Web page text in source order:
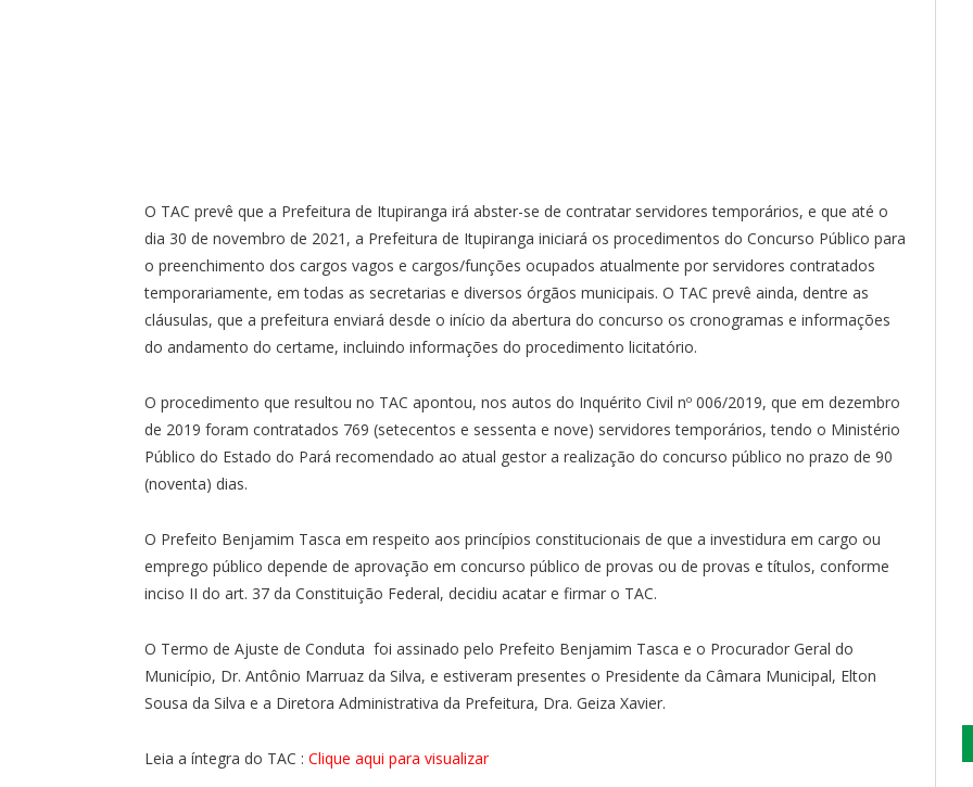
O TAC prevê que a Prefeitura de Itupiranga irá abster-se de contratar servidores temporários, e que até o
dia 30 de novembro de 2021, a Prefeitura de Itupiranga iniciará os procedimentos do Concurso Público para
o preenchimento dos cargos vagos e cargos/funções ocupados atualmente por servidores contratados
temporariamente, em todas as secretarias e diversos órgãos municipais. O TAC prevê ainda, dentre as
cláusulas, que a prefeitura enviará desde o início da abertura do concurso os cronogramas e informações
do andamento do certame, incluindo informações do procedimento licitatório.
O procedimento que resultou no TAC apontou, nos autos do Inquérito Civil nº 006/2019, que em dezembro
de 2019 foram contratados 769 (setecentos e sessenta e nove) servidores temporários, tendo o Ministério
Público do Estado do Pará recomendado ao atual gestor a realização do concurso público no prazo de 90
(noventa) dias.
O Prefeito Benjamim Tasca em respeito aos princípios constitucionais de que a investidura em cargo ou
emprego público depende de aprovação em concurso público de provas ou de provas e títulos, conforme
inciso II do art. 37 da Constituição Federal, decidiu acatar e firmar o TAC.
O Termo de Ajuste de Conduta foi assinado pelo Prefeito Benjamim Tasca e o Procurador Geral do
Município, Dr. Antônio Marruaz da Silva, e estiveram presentes o Presidente da Câmara Municipal, Elton
Sousa da Silva e a Diretora Administrativa da Prefeitura, Dra. Geiza Xavier.
Leia a íntegra do TAC : Clique aqui para visualizar